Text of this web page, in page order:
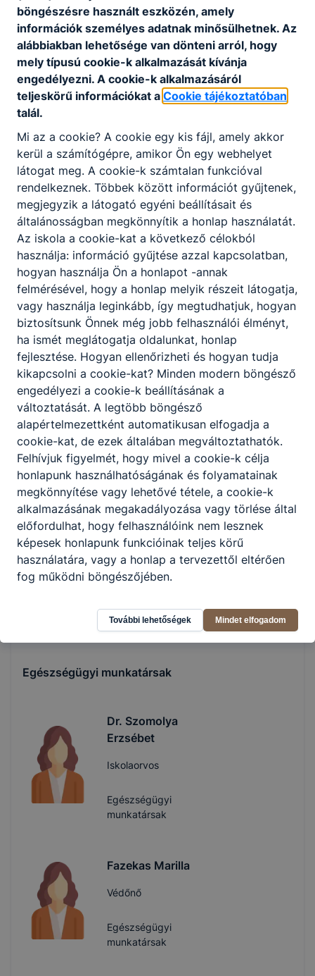
Titkár
Titkárság
tanulmanyi@egressy.i
nfo
Technikai munkatárs
Csanádi József
Gondnok
Technikai
csanadijozsef71@gmai
l.com
06 70 502 1345
Oktatást segítő munkatárs
Bódis Gábor
Rendszergazda
Technikai
gabor@winchester.hu
Kiss Kamilla
Oktatástechnikus
kiss.kamilla@egressy.i
nfo
Egészségügyi munkatársak
Dr. Szomolya
Erzsébet
Iskolaorvos
Egészségügyi
munkatársak
Fazekas Marilla
Védőnő
Egészségügyi
munkatársak
böngészésre használt eszközén, amely
információk személyes adatnak minősülhetnek. Az
alábbiakban lehetősége van dönteni arról, hogy
mely típusú cookie-k alkalmazását kívánja
engedélyezni. A cookie-k alkalmazásáról
teljeskörű információkat a Cookie tájékoztatóban
talál.
Mi az a cookie? A cookie egy kis fájl, amely akkor
kerül a számítógépre, amikor Ön egy webhelyet
látogat meg. A cookie-k számtalan funkcióval
rendelkeznek. Többek között információt gyűjtenek,
megjegyzik a látogató egyéni beállításait és
általánosságban megkönnyítik a honlap használatát.
Az iskola a cookie-kat a következő célokból
használja: információ gyűjtése azzal kapcsolatban,
hogyan használja Ön a honlapot -annak
felmérésével, hogy a honlap melyik részeit látogatja,
vagy használja leginkább, így megtudhatjuk, hogyan
biztosítsunk Önnek még jobb felhasználói élményt,
ha ismét meglátogatja oldalunkat, honlap
fejlesztése. Hogyan ellenőrizheti és hogyan tudja
kikapcsolni a cookie-kat? Minden modern böngésző
engedélyezi a cookie-k beállításának a
változtatását. A legtöbb böngésző
alapértelmezettként automatikusan elfogadja a
cookie-kat, de ezek általában megváltoztathatók.
Felhívjuk figyelmét, hogy mivel a cookie-k célja
honlapunk használhatóságának és folyamatainak
megkönnyítése vagy lehetővé tétele, a cookie-k
alkalmazásának megakadályozása vagy törlése által
előfordulhat, hogy felhasználóink nem lesznek
képesek honlapunk funkcióinak teljes körű
használatára, vagy a honlap a tervezettől eltérően
fog működni böngészőjében.
További lehetőségek Mindet elfogadom